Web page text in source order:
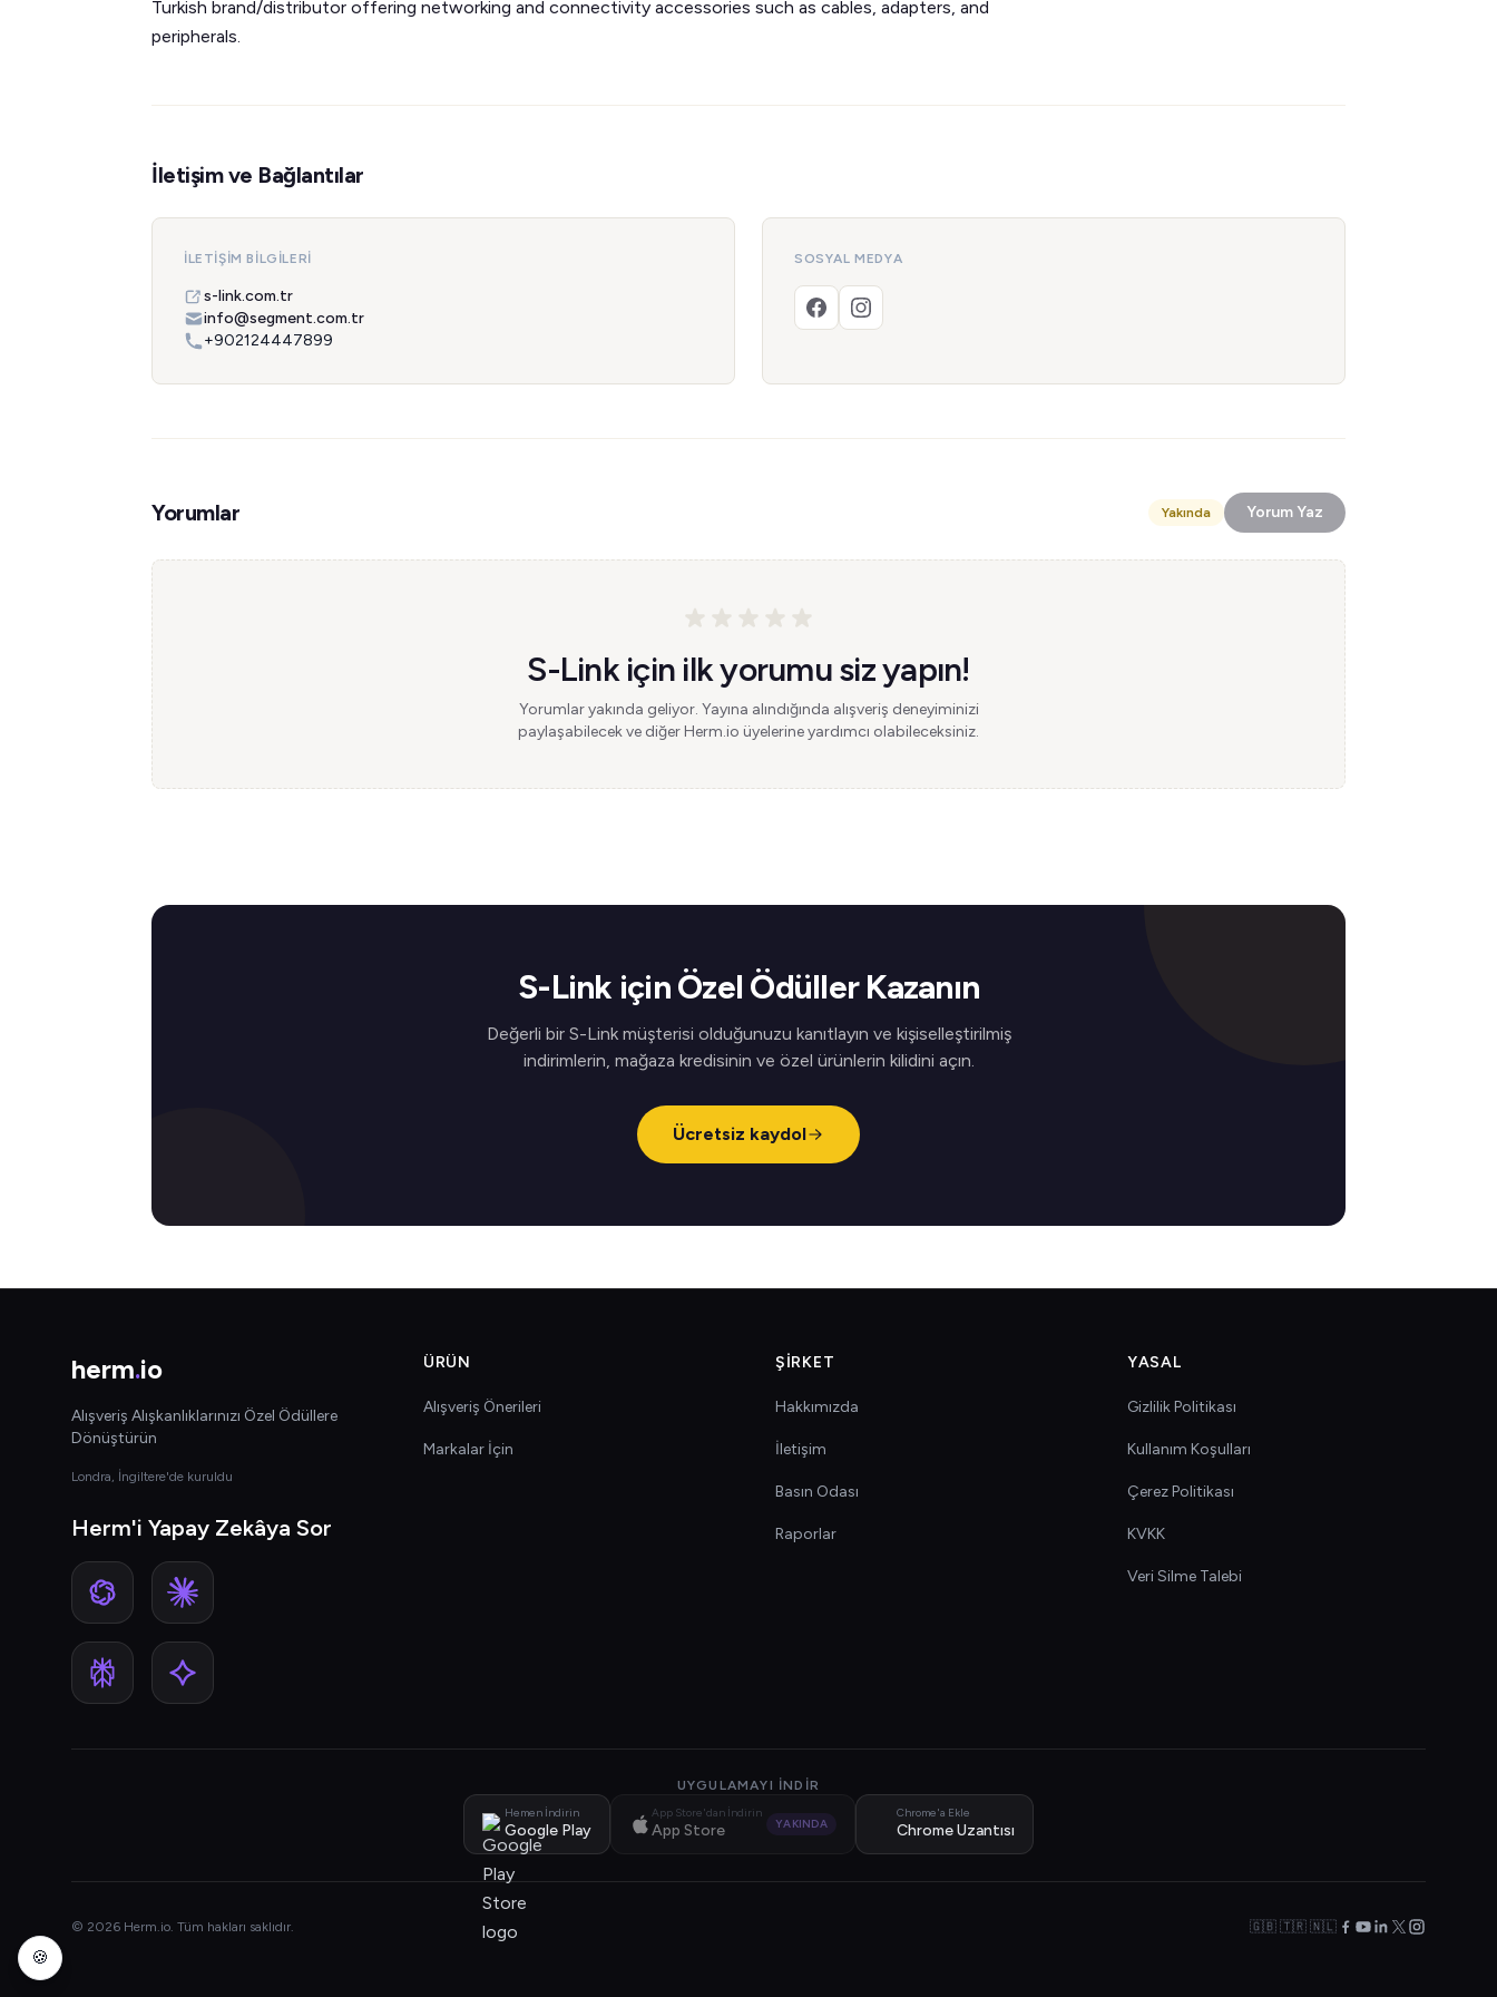
Turkish brand/distributor offering networking and connectivity accessories such as cables, adapters, and
peripherals.
İletişim ve Bağlantılar
İLETIŞIM BILGILERI
s-link.com.tr
info@segment.com.tr
+902124447899
SOSYAL MEDYA
Yorumlar Yakında Yorum Yaz
S-Link için ilk yorumu siz yapın!
Yorumlar yakında geliyor. Yayına alındığında alışveriş deneyiminizi
paylaşabilecek ve diğer Herm.io üyelerine yardımcı olabileceksiniz.
S-Link için Özel Ödüller Kazanın
Değerli bir S-Link müşterisi olduğunuzu kanıtlayın ve kişiselleştirilmiş
indirimlerin, mağaza kredisinin ve özel ürünlerin kilidini açın.
Ücretsiz kaydol
herm.io
Alışveriş Alışkanlıklarınızı Özel Ödüllere
Dönüştürün
Londra, İngiltere'de kuruldu
Herm'i Yapay Zekâya Sor
ÜRÜN
Alışveriş Önerileri
Markalar İçin
ŞIRKET
Hakkımızda
İletişim
Basın Odası
Raporlar
YASAL
Gizlilik Politikası
Kullanım Koşulları
Çerez Politikası
KVKK
Veri Silme Talebi
UYGULAMAYI İNDIR
Hemen İndirin
Google Play
App Store'dan İndirin
App Store YAKINDA
Chrome'a Ekle
Chrome Uzantısı
© 2026 Herm.io. Tüm hakları saklıdır. 🇬🇧 🇹🇷 🇳🇱
🍪